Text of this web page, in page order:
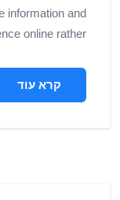
information and
online rather […]
קרא עוד